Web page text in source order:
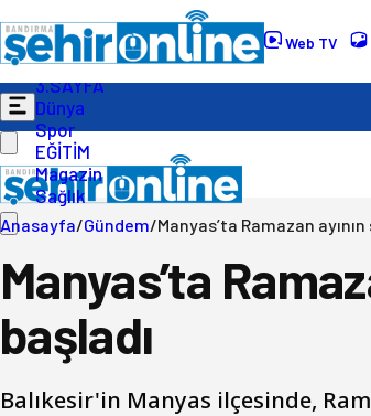
Web TV
Gündem
Ekonomi
Politika
3.SAYFA
Dünya
Spor
EĞİTİM
Magazin
Sağlık
Anasayfa/Gündem/Manyas’ta Ramazan
Manyas’ta
başladı
Balıkesir'in Manyas ilçesinde,